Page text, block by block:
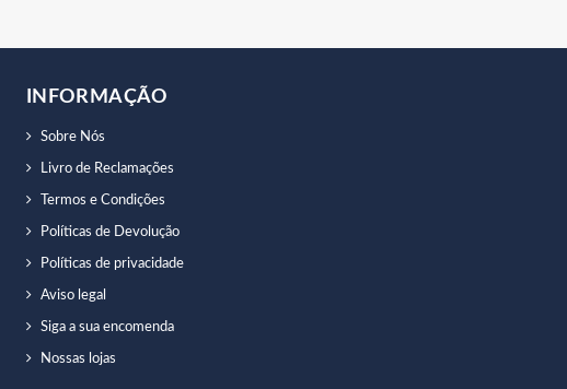
INFORMAÇÃO
Sobre Nós
Livro de Reclamações
Termos e Condições
Políticas de Devolução
Políticas de privacidade
Aviso legal
Siga a sua encomenda
Nossas lojas